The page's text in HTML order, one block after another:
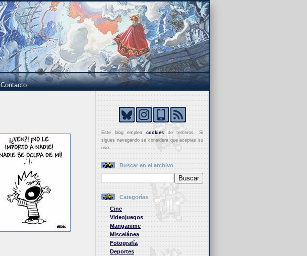
Contacto
Este blog empleacookies de terceros. Si
sigues navegando se considera que aceptas su
uso.
Buscar en el archivo
Categorías
Cine
Videojuegos
Manganime
Miscelánea
Fotografía
Deportes